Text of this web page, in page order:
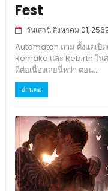
Fest
วันเสาร์, สิงหาคม 01,
Automaton ถาม ตั้งแต่เปิ
Remake และ Rebirth ใ
ดีต่อเนื่องเลยนี่หว่า ตอน...
อ่านต่อ